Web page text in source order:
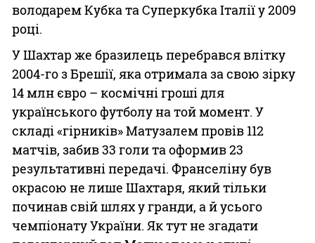
володарем Кубка та Суперкубка Італії у 2009
році.
У Шахтар же бразилець перебрався влітку
2004-го з Брешії, яка отримала за свою зірку
14 млн євро – космічні гроші для
українського футболу на той момент. У
складі «гірників» Матузалем провів 112
матчів, забив 33 голи та оформив 23
результативні передачі. Франселіну був
окрасою не лише Шахтаря, який тільки
починав свій шлях у гранди, а й усього
чемпіонату України. Як тут не згадати